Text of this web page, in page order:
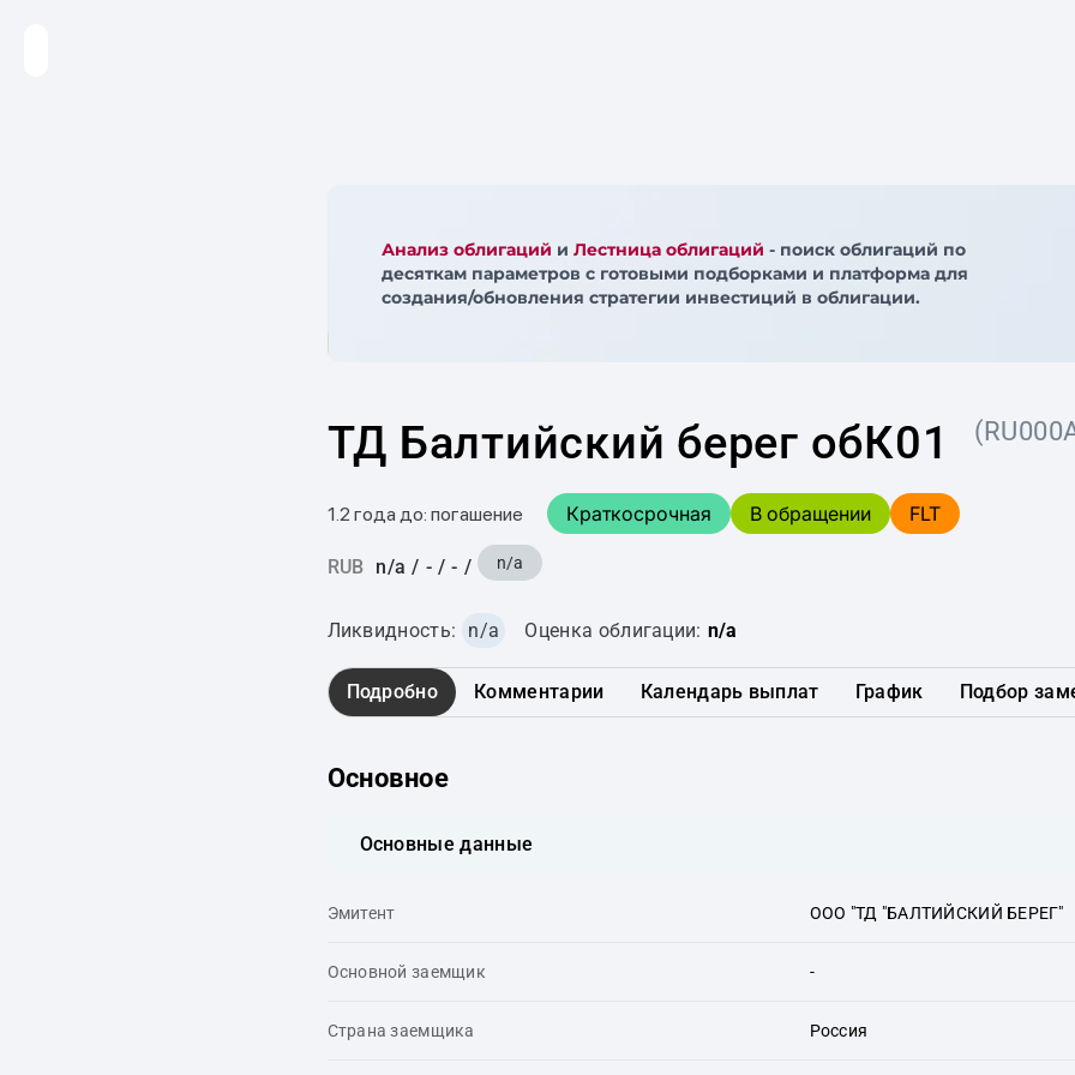
Анализ облигаций и Лестница облигаций - поиск облигаций по
десяткам параметров с готовыми подборками и платформа для
создания/обновления стратегии инвестиций в облигации.
ТД Балтийский берег обК01
1.2 года до: погашение Краткосрочная В обращении FLT
RUB n/a / - / - / n/a
Ликвидность: n/a Оценка облигации: n/a
Подробно Комментарии Календарь выплат График Подбор
Основное
Основные данные
Эмитент ООО "ТД "БАЛТИЙСКИЙ БЕРЕГ"
Основной заемщик -
Страна заемщика Россия